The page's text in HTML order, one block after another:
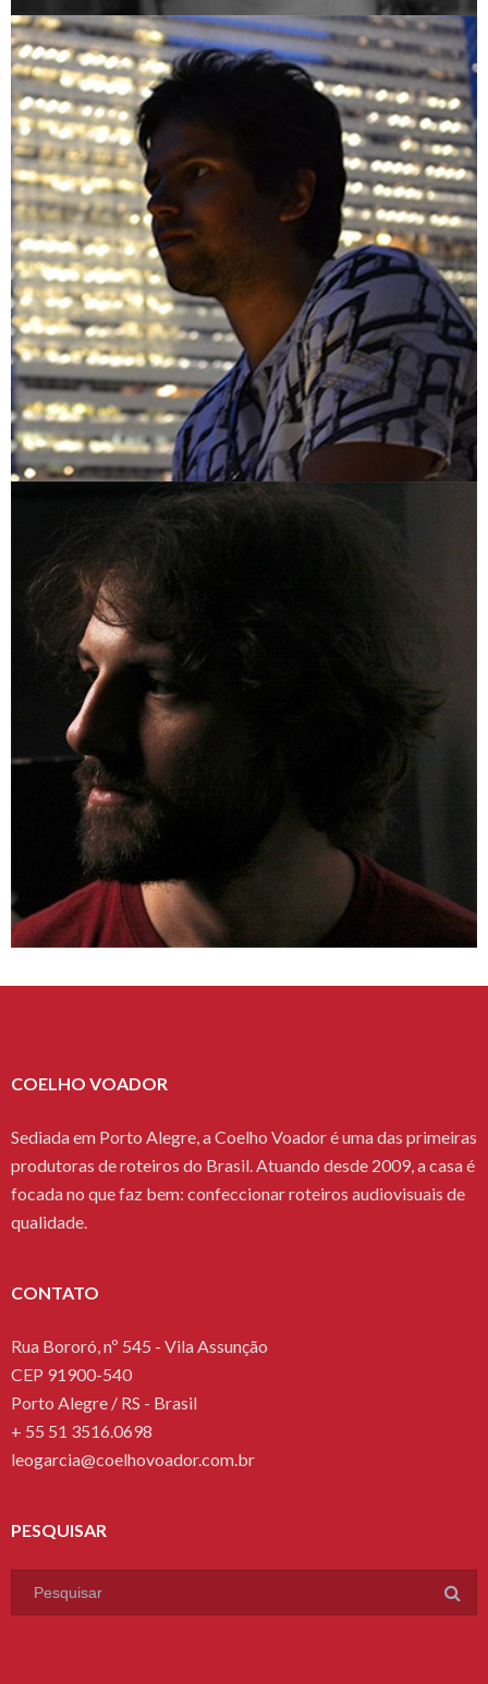
COELHO VOADOR
Sediada em Porto Alegre, a Coelho Voador é uma das primeiras
produtoras de roteiros do Brasil. Atuando desde 2009, a casa é
focada no que faz bem: confeccionar roteiros audiovisuais de
qualidade.
CONTATO
Rua Bororó, nº 545 - Vila Assunção
CEP 91900-540
Porto Alegre / RS - Brasil
+ 55 51 3516.0698
leogarcia@coelhovoador.com.br
PESQUISAR